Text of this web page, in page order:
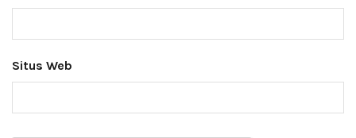
Situs Web